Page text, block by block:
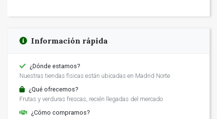
Información rápida
¿Dónde estamos?
Nuestras tiendas fisicas están ubicadas en Madrid Norte
¿Qué ofrecemos?
Frutas y verduras frescas, recién llegadas del mercado
¿Cómo compramos?